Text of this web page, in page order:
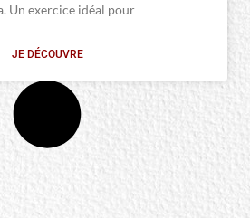
Un exercice idéal pour
JE DÉCOUVRE